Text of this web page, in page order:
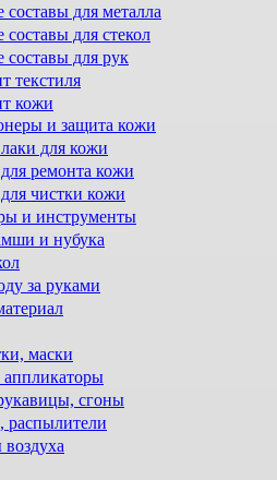
для металла
для стекол
для рук
текстиля
кожи
и защита кожи
для кожи
ремонта кожи
чистки кожи
и инструменты
и нубука
за руками
маски
сгоны
распылители